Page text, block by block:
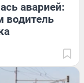
аварией:
водитель